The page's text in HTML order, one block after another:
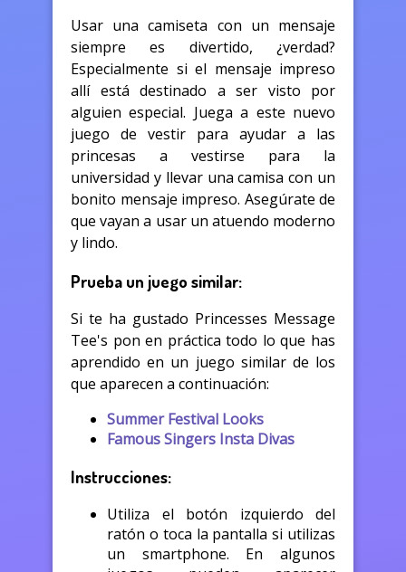
Usar una camiseta con un mensaje
siempre es divertido, ¿verdad?
Especialmente si el mensaje impreso
allí está destinado a ser visto por
alguien especial. Juega a este nuevo
juego de vestir para ayudar a las
princesas a vestirse para la
universidad y llevar una camisa con un
bonito mensaje impreso. Asegúrate de
que vayan a usar un atuendo moderno
y lindo.
Prueba un juego similar:
Si te ha gustado Princesses Message
Tee's pon en práctica todo lo que has
aprendido en un juego similar de los
que aparecen a continuación:
Summer Festival Looks
Famous Singers Insta Divas
Instrucciones:
Utiliza el botón izquierdo del
ratón o toca la pantalla si utilizas
un smartphone. En algunos